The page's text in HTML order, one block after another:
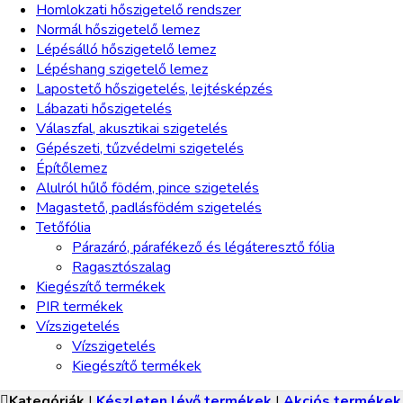
Homlokzati hőszigetelő rendszer
Normál hőszigetelő lemez
Lépésálló hőszigetelő lemez
Lépéshang szigetelő lemez
Lapostető hőszigetelés, lejtésképzés
Lábazati hőszigetelés
Válaszfal, akusztikai szigetelés
Gépészeti, tűzvédelmi szigetelés
Építőlemez
Alulról hűlő födém, pince szigetelés
Magastető, padlásfödém szigetelés
Tetőfólia
Párazáró, párafékező és légáteresztő fólia
Ragasztószalag
Kiegészítő termékek
PIR termékek
Vízszigetelés
Vízszigetelés
Kiegészítő termékek